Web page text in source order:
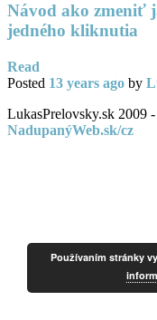
Návod ako zmeniť
jedného kliknutia
Read
Posted 13 years ago by
LukasPrelovsky.sk 2009
NadupanýWeb.sk/cz
Používaním stránky